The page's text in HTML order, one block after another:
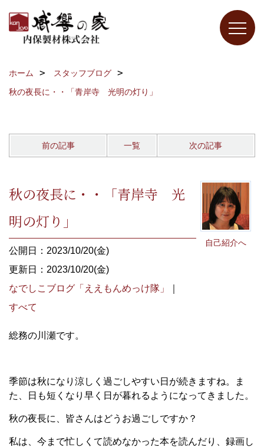
ホーム
スタッフブログ
秋の夜長に・・「青岸寺 光明の灯り」
前の記事 一覧 次の記事
自己紹介へ
秋の夜長に・・「青岸寺 光
明の灯り」
公開日：2023/10/20(金)
更新日：2023/10/20(金)
なでしこブログ「ええもんめっけ隊」
すべて
総務の川瀬です。
季節は秋になり涼しく過ごしやすい日が続きますね。ま
た、日も短くなり早く日が暮れるようになってきました。
秋の夜長に、皆さんはどうお過ごしですか？
私は、今まで忙しくて読めなかった本を読んだり、録画し